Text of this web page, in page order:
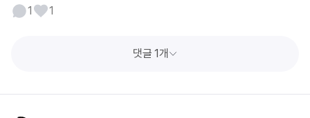
1 1
댓글 1개